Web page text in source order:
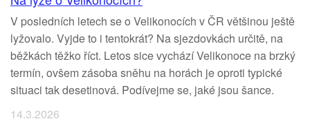
V posledních letech se o Velikonocích v ČR většinou ještě
lyžovalo. Vyjde to i tentokrát? Na sjezdovkách určitě, na
běžkách těžko říct. Letos sice vychází Velikonoce na brzký
termín, ovšem zásoba sněhu na horách je oproti typické
situaci tak desetinová. Podívejme se, jaké jsou šance.
14.3.2026